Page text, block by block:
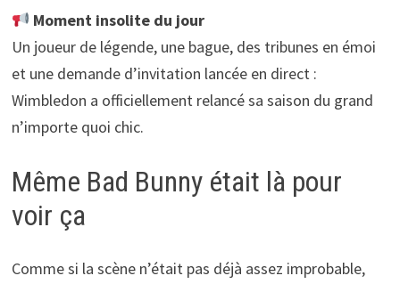
Moment insolite du jour
Un joueur de légende, une bague, des tribunes en émoi
et une demande d’invitation lancée en direct :
Wimbledon a officiellement relancé sa saison du grand
n’importe quoi chic.
Même Bad Bunny était là pour
voir ça
Comme si la scène n’était pas déjà assez improbable,